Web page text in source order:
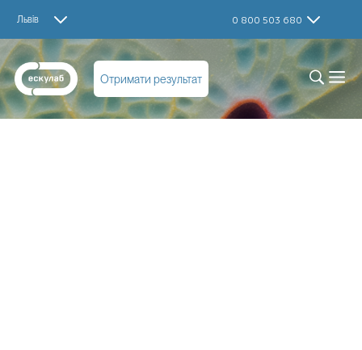
Львів 0 800 503 680
Отримати результат